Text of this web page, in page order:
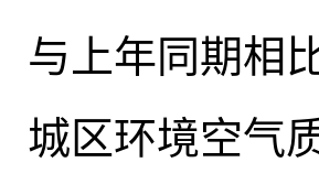
与上年同期相
城区环境空气